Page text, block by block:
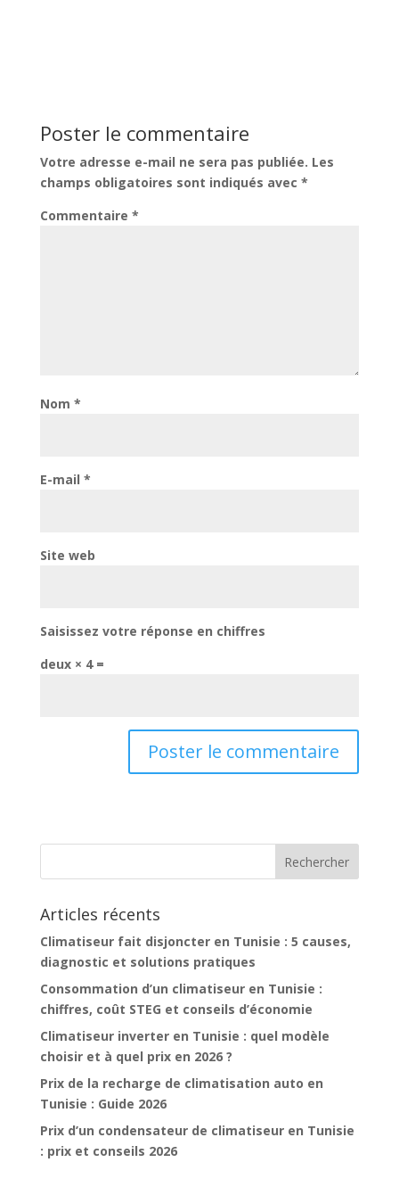
Poster le commentaire
Votre adresse e-mail ne sera pas publiée. Les
champs obligatoires sont indiqués avec *
Commentaire *
Nom *
E-mail *
Site web
Saisissez votre réponse en chiffres
deux × 4 =
Articles récents
Climatiseur fait disjoncter en Tunisie : 5 causes,
diagnostic et solutions pratiques
Consommation d’un climatiseur en Tunisie :
chiffres, coût STEG et conseils d’économie
Climatiseur inverter en Tunisie : quel modèle
choisir et à quel prix en 2026 ?
Prix de la recharge de climatisation auto en
Tunisie : Guide 2026
Prix d’un condensateur de climatiseur en Tunisie
: prix et conseils 2026